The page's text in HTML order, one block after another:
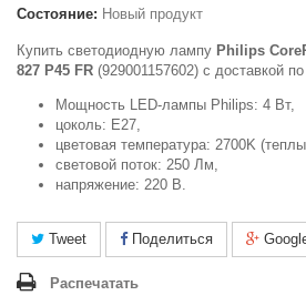
Состояние: Новый продукт
Купить светодиодную лампу Philips
827 P45 FR (929001157602) c доставкой
Мощность LED-лампы Philips: 4 Вт,
цоколь: E27,
цветовая температура: 2700K
световой поток: 250 Лм,
напряжение: 220 В.
Tweet Поделиться
Распечатать